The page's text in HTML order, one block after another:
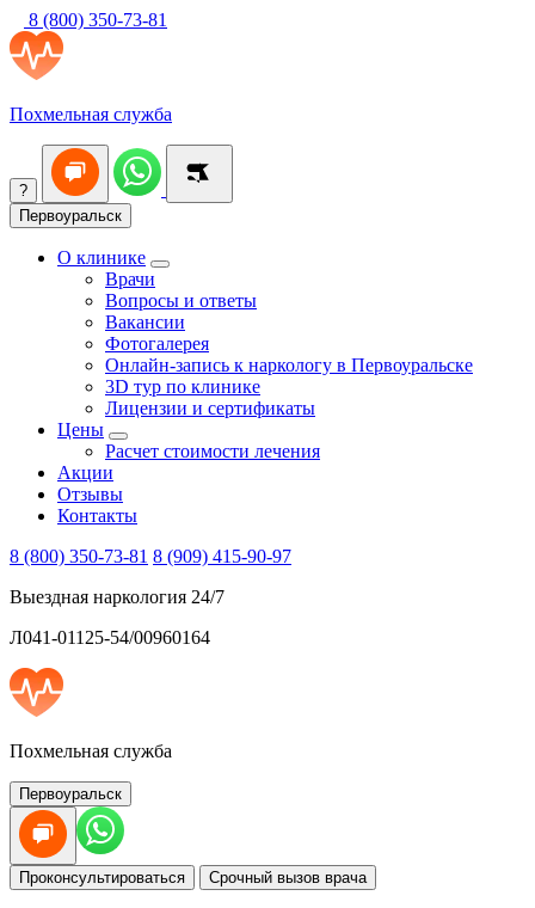
8 (800) 350-73-81
Похмельная служба
?
Первоуральск
О клинике
Врачи
Вопросы и ответы
Вакансии
Фотогалерея
Онлайн-запись к наркологу в Первоуральске
3D тур по клинике
Лицензии и сертификаты
Цены
Расчет стоимости лечения
Акции
Отзывы
Контакты
8 (800) 350-73-81 8 (909) 415-90-97
Выездная наркология 24/7
Л041-01125-54/00960164
Похмельная служба
Первоуральск
Проконсультироваться Срочный вызов врача